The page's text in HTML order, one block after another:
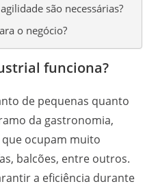
são necessárias?
o negócio?
funciona?
de pequenas quanto
da gastronomia,
ocupam muito
balcões, entre outros.
a eficiência durante